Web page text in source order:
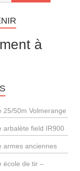
à
25/50m Volmerange
arbalète field IR900
armes anciennes
école de tir –